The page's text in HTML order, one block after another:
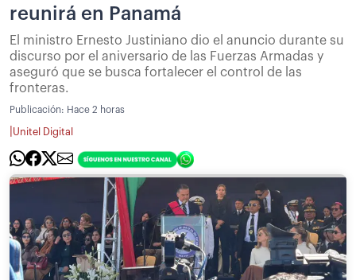
reunirá en Panamá
El ministro Ernesto Justiniano dio el anuncio durante su
discurso por el aniversario de las Fuerzas Armadas y
aseguró que se busca fortalecer el control de las
fronteras.
Publicación: Hace 2 horas
Unitel Digital